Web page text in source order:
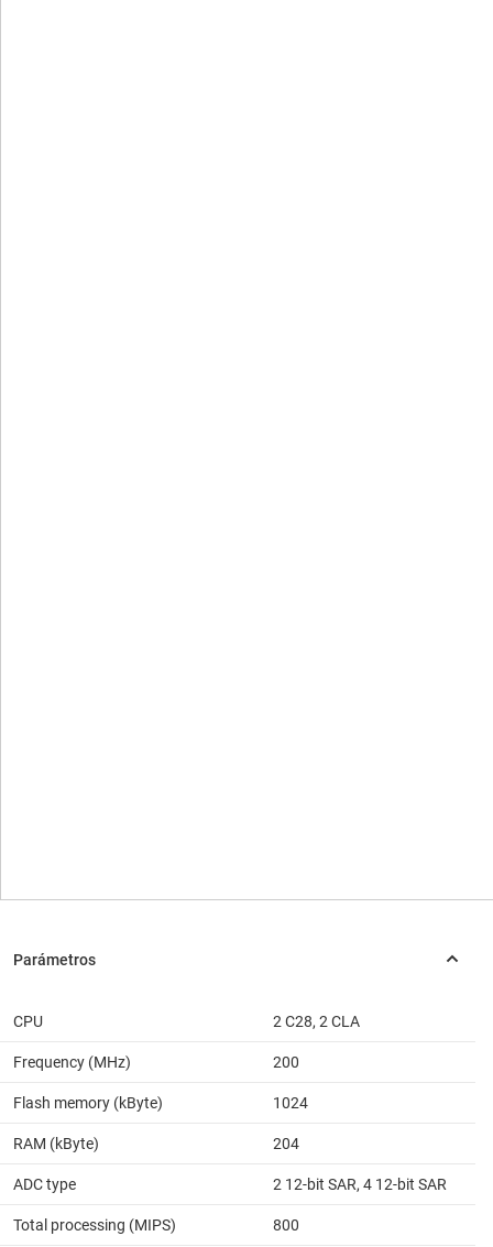
CPU 2 C28, 2 CLA
Frequency (MHz) 200
Flash memory (kByte) 1024
RAM (kByte) 204
ADC type 2 12-bit SAR, 4 12-bit SAR
Total processing (MIPS) 800